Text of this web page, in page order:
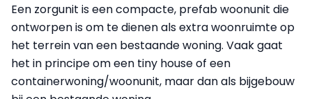
Een zorgunit is een compacte, prefab woonunit die
ontworpen is om te dienen als extra woonruimte op
het terrein van een bestaande woning. Vaak gaat
het in principe om een tiny house of een
containerwoning/woonunit, maar dan als bijgebouw